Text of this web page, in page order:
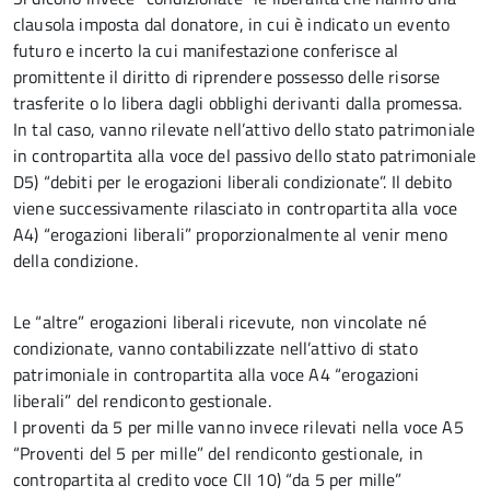
clausola imposta dal donatore, in cui è indicato un evento
futuro e incerto la cui manifestazione conferisce al
promittente il diritto di riprendere possesso delle risorse
trasferite o lo libera dagli obblighi derivanti dalla promessa.
In tal caso, vanno rilevate nell’attivo dello stato patrimoniale
in contropartita alla voce del passivo dello stato patrimoniale
D5) “debiti per le erogazioni liberali condizionate”. Il debito
viene successivamente rilasciato in contropartita alla voce
A4) “erogazioni liberali” proporzionalmente al venir meno
della condizione.
Le “altre” erogazioni liberali ricevute, non vincolate né
condizionate, vanno contabilizzate nell’attivo di stato
patrimoniale in contropartita alla voce A4 “erogazioni
liberali” del rendiconto gestionale.
I proventi da 5 per mille vanno invece rilevati nella voce A5
“Proventi del 5 per mille” del rendiconto gestionale, in
contropartita al credito voce CII 10) “da 5 per mille”